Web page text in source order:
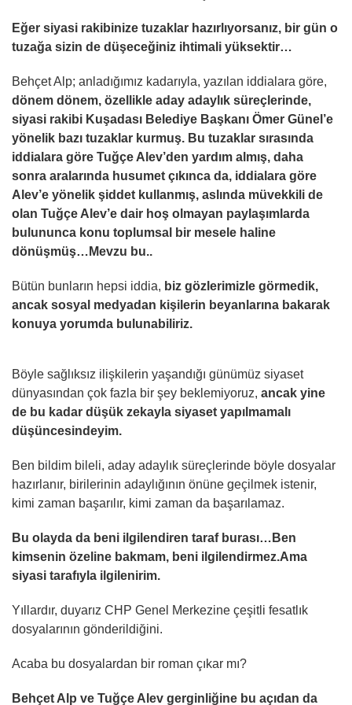
Eğer siyasi rakibinize tuzaklar hazırlıyorsanız, bir gün o
tuzağa sizin de düşeceğiniz ihtimali yüksektir…
Behçet Alp; anladığımız kadarıyla, yazılan iddialara göre,
dönem dönem, özellikle aday adaylık süreçlerinde,
siyasi rakibi Kuşadası Belediye Başkanı Ömer Günel’e
yönelik bazı tuzaklar kurmuş. Bu tuzaklar sırasında
iddialara göre Tuğçe Alev’den yardım almış, daha
sonra aralarında husumet çıkınca da, iddialara göre
Alev’e yönelik şiddet kullanmış, aslında müvekkili de
olan Tuğçe Alev’e dair hoş olmayan paylaşımlarda
bulununca konu toplumsal bir mesele haline
dönüşmüş…Mevzu bu..
Bütün bunların hepsi iddia, biz gözlerimizle görmedik,
ancak sosyal medyadan kişilerin beyanlarına bakarak
konuya yorumda bulunabiliriz.
Böyle sağlıksız ilişkilerin yaşandığı günümüz siyaset
dünyasından çok fazla bir şey beklemiyoruz, ancak yine
de bu kadar düşük zekayla siyaset yapılmamalı
düşüncesindeyim.
Ben bildim bileli, aday adaylık süreçlerinde böyle dosyalar
hazırlanır, birilerinin adaylığının önüne geçilmek istenir,
kimi zaman başarılır, kimi zaman da başarılamaz.
Bu olayda da beni ilgilendiren taraf burası…Ben
kimsenin özeline bakmam, beni ilgilendirmez.Ama
siyasi tarafıyla ilgilenirim.
Yıllardır, duyarız CHP Genel Merkezine çeşitli fesatlık
dosyalarının gönderildiğini.
Acaba bu dosyalardan bir roman çıkar mı?
Behçet Alp ve Tuğçe Alev gerginliğine bu açıdan da